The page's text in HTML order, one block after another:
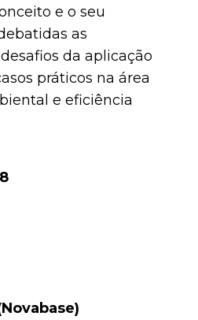
e o seu
as
da aplicação
práticos na área
e eficiência